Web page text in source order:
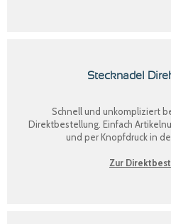
Stecknadel
Schnell und unkompliziert
Direktbestellung . Einfach
und per Knopfdruck in
Zur